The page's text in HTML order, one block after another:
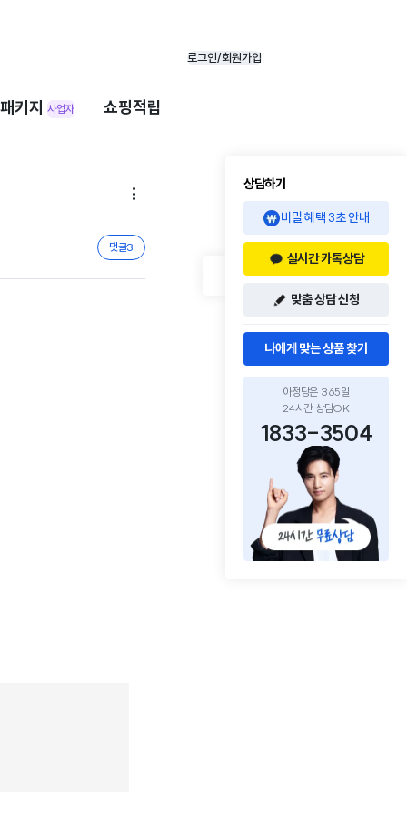
로그인/회원가입
키지 사업자 쇼핑적립

댓글3
상담하기
비밀 혜택 3초 안내
실시간 카톡상담
맞춤 상담 신청
나에게 맞는 상품 찾기
아정당은 365일
24시간 상담OK
1833-3504